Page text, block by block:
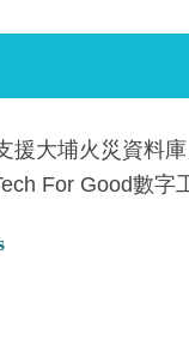
大埔火災資料
For Good數字